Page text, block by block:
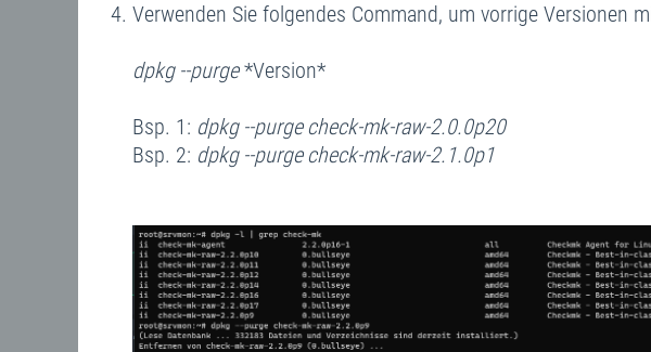
Verwenden Sie folgendes Command, um vorrige Versionen
dpkg --purge*Version*
Bsp. 1: dpkg --purge check-mk-raw-2.0.0p20
Bsp. 2: dpkg --purge check-mk-raw-2.1.0p1